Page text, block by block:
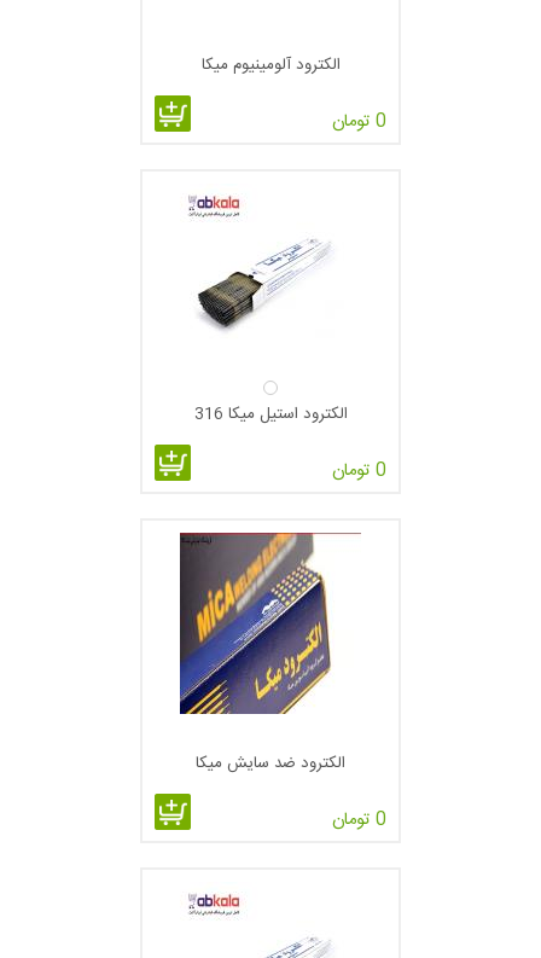
الکترود آلومینیوم میکا
0 تومان
الکترود استیل میکا 316
0 تومان
الکترود ضد سایش میکا
0 تومان